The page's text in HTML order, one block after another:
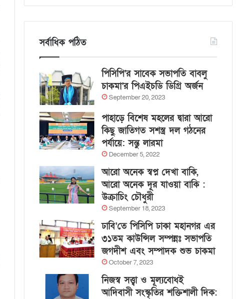
সর্বাধিক পঠিত
পিসিপি’র সাবেক সভাপতি বাবলু
চাকমা’র পিএইচডি ডিগ্রি অর্জন
September 20, 2023
পাহাড়ে বিশেষ মহলের দ্বারা আরো
কিছু জাতিগত সশস্ত্র দল গঠনের
পর্যায়ে: সন্তু লারমা
December 5, 2022
আরো অনেক স্বপ্ন দেখা বাকি,
আরো অনেক দূর যাওয়া বাকি :
উক্রাচিং চৌধুরী
September 18, 2023
ঢাবি’তে পিসিপি ঢাকা মহানগর এর
৩১তম কাউন্সিল সম্পন্নঃ সভাপতি
জগদীশ এবং সম্পাদক শুভ চাকমা
October 7, 2023
নিজস্ব সত্ত্বা ও মূল্যবোধই
আদিবাসী সংস্কৃতির শক্তিশালী দিক: